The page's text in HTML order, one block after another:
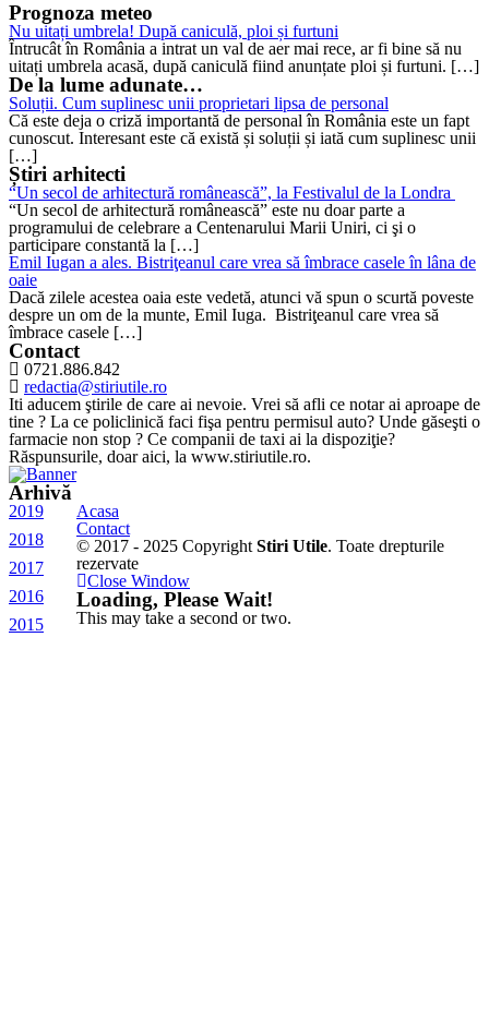
Prognoza meteo
Nu uitați umbrela! După caniculă, ploi și furtuni
Întrucât în România a intrat un val de aer mai rece, ar fi bine să nu
uitați umbrela acasă, după caniculă fiind anunțate ploi și furtuni. […]
De la lume adunate…
Soluții. Cum suplinesc unii proprietari lipsa de personal
Că este deja o criză importantă de personal în România este un fapt
cunoscut. Interesant este că există și soluții și iată cum suplinesc unii
[…]
Știri arhitecti
“Un secol de arhitectură românească”, la Festivalul de la Londra
“Un secol de arhitectură românească” este nu doar parte a
programului de celebrare a Centenarului Marii Uniri, ci şi o
participare constantă la […]
Emil Iugan a ales. Bistriţeanul care vrea să îmbrace casele în lâna de
oaie
Dacă zilele acestea oaia este vedetă, atunci vă spun o scurtă poveste
despre un om de la munte, Emil Iuga. Bistriţeanul care vrea să
îmbrace casele […]
Contact
0721.886.842
redactia@stiriutile.ro
Iti aducem ştirile de care ai nevoie. Vrei să afli ce notar ai aproape de
tine ? La ce policlinică faci fişa pentru permisul auto? Unde găseşti o
farmacie non stop ? Ce companii de taxi ai la dispoziţie?
Răspunsurile, doar aici, la www.stiriutile.ro.
Arhivă
2019
2018
2017
2016
2015
Acasa
Contact
© 2017 - 2025 Copyright Stiri Utile. Toate drepturile
rezervate
Close Window
Loading, Please Wait!
This may take a second or two.